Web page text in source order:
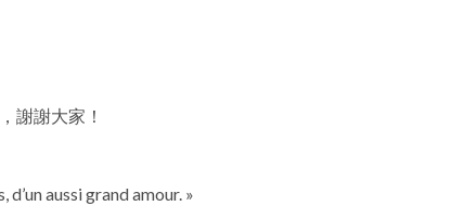
謝謝大家！
aussi grand amour. »